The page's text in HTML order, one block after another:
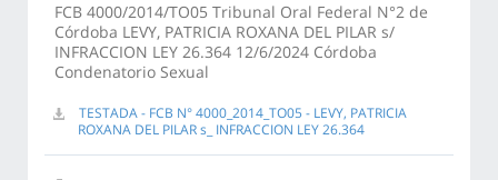
FCB 4000/2014/TO05 Tribunal Oral Federal N°2 de
Córdoba LEVY, PATRICIA ROXANA DEL PILAR s/
INFRACCION LEY 26.364 12/6/2024 Córdoba
Condenatorio Sexual
TESTADA - FCB N° 4000_2014_TO05 - LEVY, PATRICIA
ROXANA DEL PILAR s_ INFRACCION LEY 26.364